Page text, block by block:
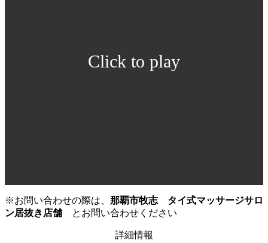
Click to play
※お問い合わせの際は、 那覇市牧志 タイ式マッサージサロ
ン居抜き店舗 とお問い合わせください
詳細情報